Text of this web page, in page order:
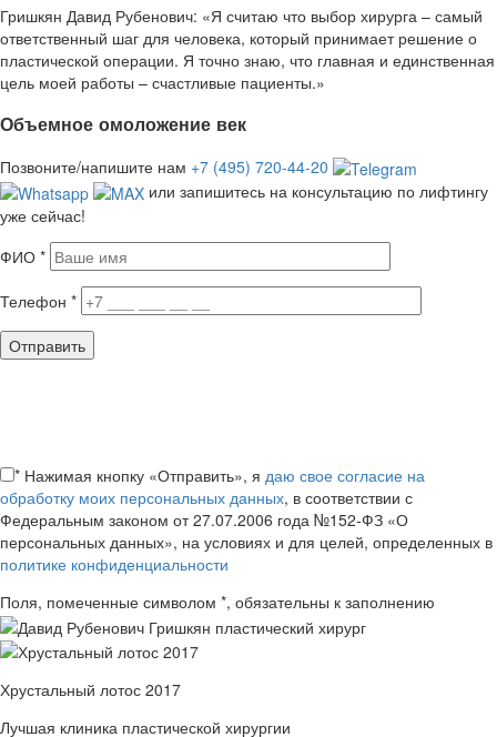
Гришкян Давид Рубенович: «Я считаю что выбор хирурга – самый
ответственный шаг для человека, который принимает решение о
пластической операции. Я точно знаю, что главная и единственная
цель моей работы – счастливые пациенты.»
Объемное омоложение век
Позвоните/напишите нам +7 (495) 720-44-20
или запишитесь на консультацию по лифтингу
уже сейчас!
ФИО *
Телефон *
* Нажимая кнопку «Отправить», я даю свое согласие на
обработку моих персональных данных, в соответствии с
Федеральным законом от 27.07.2006 года №152-ФЗ «О
персональных данных», на условиях и для целей, определенных в
политике конфиденциальности
Поля, помеченные символом *, обязательны к заполнению
Хрустальный лотос 2017
Лучшая клиника пластической хирургии